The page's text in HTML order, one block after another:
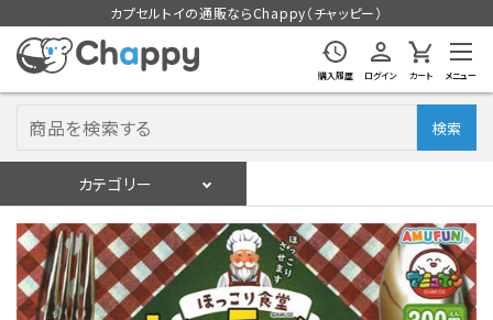
カプセルトイの通販ならChappy（チャッピー）
購入履歴 ログイン カート メニュー
検索
カテゴリー
ログイン 会員登録
入荷スケジュールをチェック